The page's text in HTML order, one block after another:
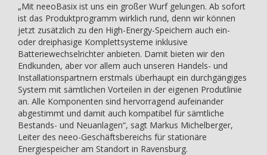
„Mit neeoBasix ist uns ein großer Wurf gelungen. Ab sofort
ist das Produktprogramm wirklich rund, denn wir können
jetzt zusätzlich zu den High-Energy-Speichern auch ein-
oder dreiphasige Komplettsysteme inklusive
Batteriewechselrichter anbieten. Damit bieten wir den
Endkunden, aber vor allem auch unseren Handels- und
Installationspartnern erstmals überhaupt ein durchgängiges
System mit sämtlichen Vorteilen in der eigenen Produtlinie
an. Alle Komponenten sind hervorragend aufeinander
abgestimmt und damit auch kompatibel für sämtliche
Bestands- und Neuanlagen“, sagt Markus Michelberger,
Leiter des neeo-Geschäftsbereichs für stationäre
Energiespeicher am Standort in Ravensburg.